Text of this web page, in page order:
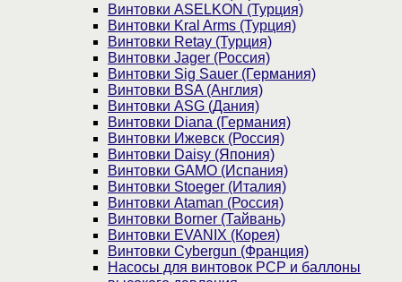
Винтовки ASELKON (Турция)
Винтовки Kral Arms (Турция)
Винтовки Retay (Турция)
Винтовки Jager (Россия)
Винтовки Sig Sauer (Германия)
Винтовки BSA (Англия)
Винтовки ASG (Дания)
Винтовки Diana (Германия)
Винтовки Ижевск (Россия)
Винтовки Daisy (Япония)
Винтовки GAMO (Испания)
Винтовки Stoeger (Италия)
Винтовки Ataman (Россия)
Винтовки Borner (Тайвань)
Винтовки EVANIX (Корея)
Винтовки Cybergun (Франция)
Насосы для винтовок PCP и баллоны